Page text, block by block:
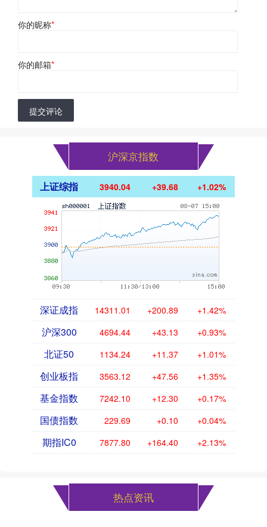
你的昵称*
你的邮箱*
提交评论
沪深京指数
上证综指 3940.04 +39.68 +1.02%
深证成指 14311.01 +200.89 +1.42%
沪深300 4694.44 +43.13 +0.93%
北证50 1134.24 +11.37 +1.01%
创业板指 3563.12 +47.56 +1.35%
基金指数 7242.10 +12.30 +0.17%
国债指数 229.69 +0.10 +0.04%
期指IC0 7877.80 +164.40 +2.13%
热点资讯